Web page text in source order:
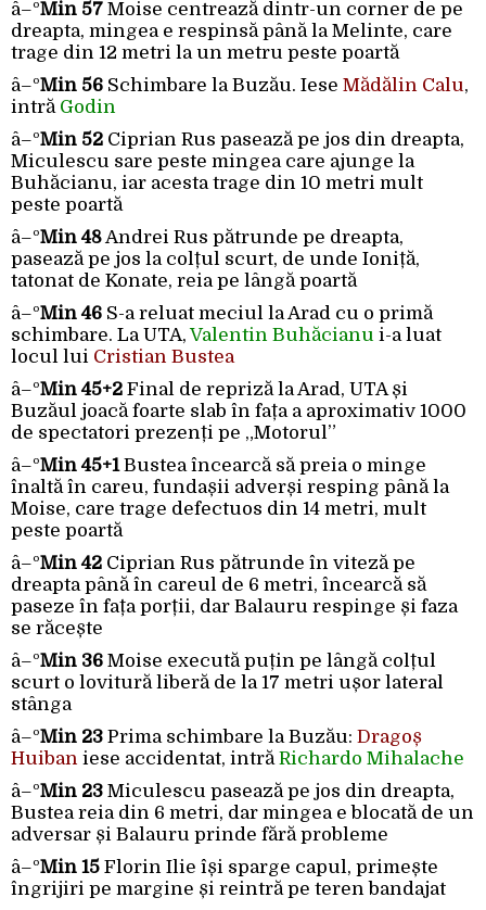
â–ºMin 57 Moise centrează dintr-un corner de pe
dreapta, mingea e respinsă până la Melinte, care
trage din 12 metri la un metru peste poartă
â–ºMin 56 Schimbare la Buzău. Iese Mădălin Calu,
intră Godin
â–ºMin 52 Ciprian Rus pasează pe jos din dreapta,
Miculescu sare peste mingea care ajunge la
Buhăcianu, iar acesta trage din 10 metri mult
peste poartă
â–ºMin 48Andrei Rus pătrunde pe dreapta,
pasează pe jos la colțul scurt, de unde Ioniță,
tatonat de Konate, reia pe lângă poartă
â–ºMin 46 S-a reluat meciul la Arad cu o primă
schimbare. La UTA,Valentin Buhăcianu i-a luat
locul lui Cristian Bustea
â–ºMin 45+2 Final de repriză la Arad, UTA și
Buzăul joacă foarte slab în fața a aproximativ 1000
de spectatori prezenți pe „Motorul”
â–ºMin 45+1Bustea încearcă să preia o minge
înaltă în careu, fundașii adverși resping până la
Moise, care trage defectuos din 14 metri, mult
peste poartă
â–ºMin 42 Ciprian Rus pătrunde în viteză pe
dreapta până în careul de 6 metri, încearcă să
paseze în fața porții, dar Balauru respinge și faza
se răcește
â–ºMin 36 Moise execută puțin pe lângă colțul
scurt o lovitură liberă de la 17 metri ușor lateral
stânga
â–ºMin 23 Prima schimbare la Buzău: Dragoș
Huiban iese accidentat, intrăRichardo Mihalache
â–ºMin 23 Miculescu pasează pe jos din dreapta,
Bustea reia din 6 metri, dar mingea e blocată de un
adversar și Balauru prinde fără probleme
â–ºMin 15 Florin Ilie își sparge capul, primește
îngrijiri pe margine și reintră pe teren bandajat